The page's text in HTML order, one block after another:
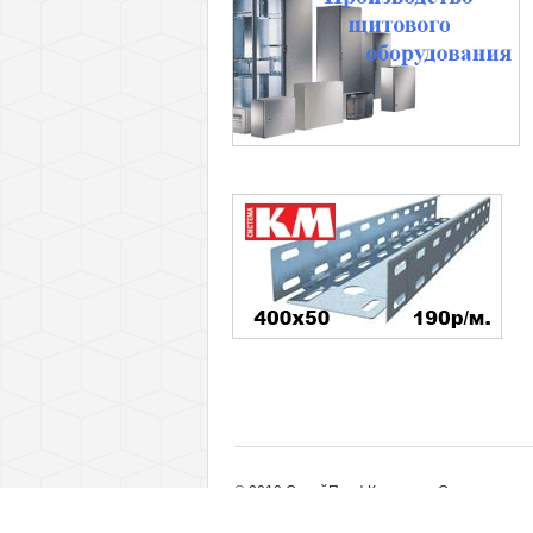
© 2010 СтройПрофКомплект. Оптовые